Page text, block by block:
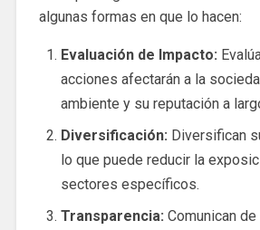
algunas formas en que lo hacen:
Evaluación de Impacto:
acciones afectarán a la
ambiente y su reputación a
Diversificación: Diversifican
lo que puede reducir la
sectores específicos.
Transparencia: Comunican de